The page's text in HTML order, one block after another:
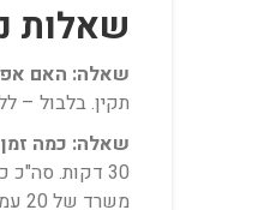
שאלות
שאלה: האם
תקין. בלבול –
שאלה: כמה
משרד של 20 עמדות: יום עבודה מלא של צוות.